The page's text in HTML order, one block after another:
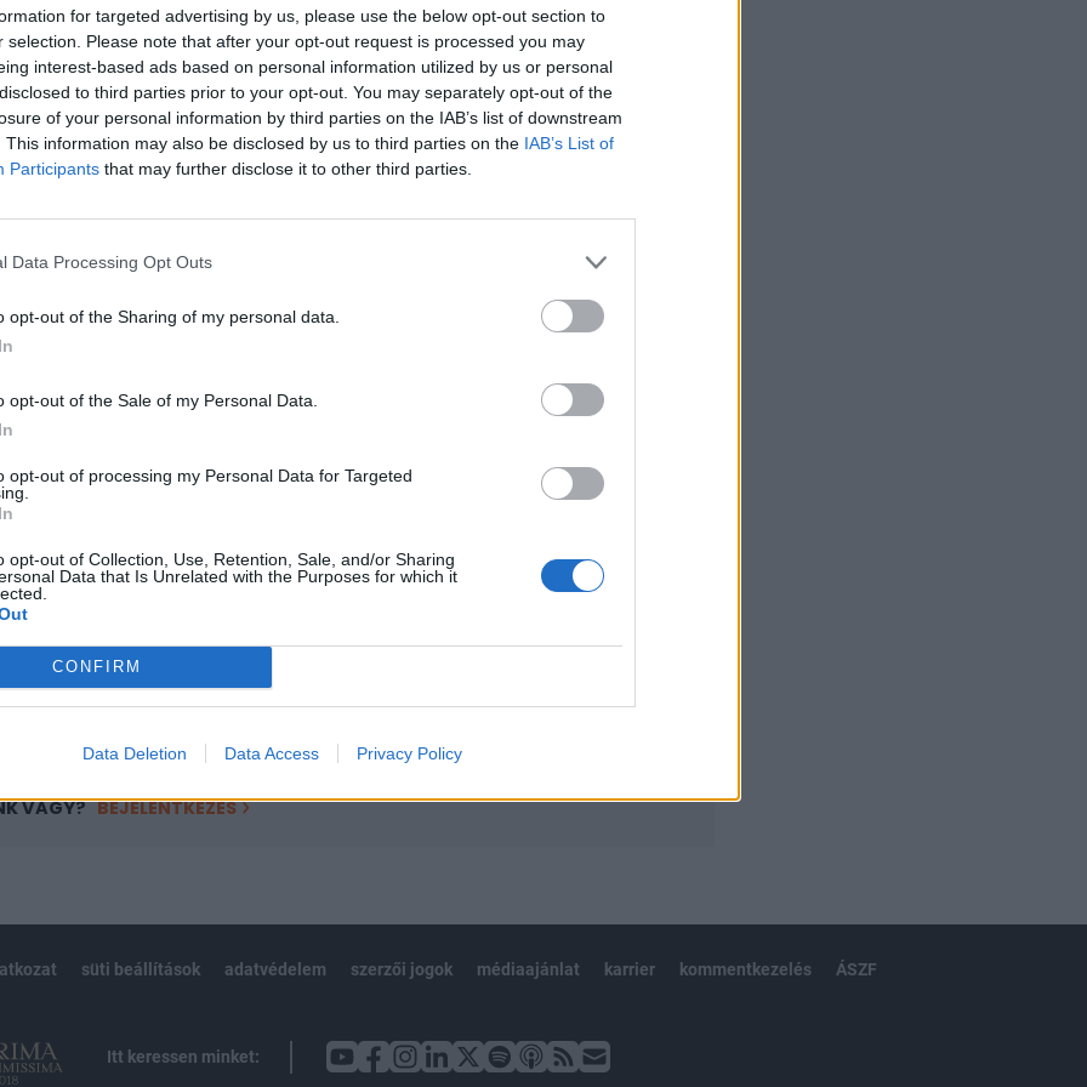
for targeted advertising by us, please use the below opt-out section to
selection. Please note that after your opt-out request is processed you may
interest-based ads based on personal information utilized by us or personal
to third parties prior to your opt-out. You may separately opt-out of the
of your personal information by third parties on the IAB’s list of downstream
This information may also be disclosed by us to third parties on the IAB’s List of
Participants that may further disclose it to other third parties.
Data Processing Opt Outs
opt-out of the Sharing of my personal data.
opt-out of the Sale of my Personal Data.
opt-out of processing my Personal Data for Targeted
opt-out of Collection, Use, Retention, Sale, and/or Sharing
Data that Is Unrelated with the Purposes for which it
CONFIRM
Data Deletion Data Access Privacy Policy
Finance-nek adott interjújában hangsúlyozta, hogy a befektetők
meg sem kéne próbálnia, hogy legyőzze a piacot. Szerinte elég lenne
alacsony költségű alapba, amely leköveti az S&P500
Warren Buffettet méltán nevezik az "omahai bölcsnek", a múltban ugyanis
adott interjút, amelyben fontos gondolatokat osztott meg arra vonatkozóan,
sikeresek: Szerinte a befektetők 99 százaléka helytelenül cselekszik,
portfolio.hu hírarchívumához tartozik, melynek olvasása előfizetéses
tartalmazza:
cikkarchívum
elmúlt 2 év napon belüli
VAGY? BEJELENTKEZÉS
süti beállítások adatvédelem szerzői jogok médiaajánlat karrier kommentkezelés ÁSZF
Itt keressen minket: